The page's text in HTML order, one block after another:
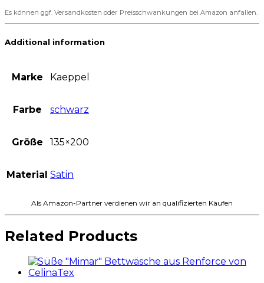
Es können ggf. Versandkosten oder Preisschwankungen bei Amazon anfallen.
Additional information
Marke Kaeppel
Farbe schwarz
Größe 135×200
Material Satin
Als Amazon-Partner verdienen wir an qualifizierten Käufen
Related Products